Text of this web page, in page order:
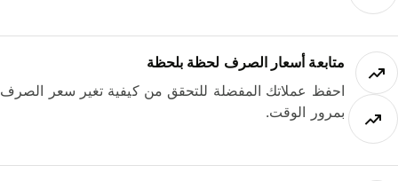
متابعة أسعار الصرف لحظة بلحظة
احفظ عملاتك المفضلة للتحقق من كيفية تغير سعر الصرف
بمرور الوقت.